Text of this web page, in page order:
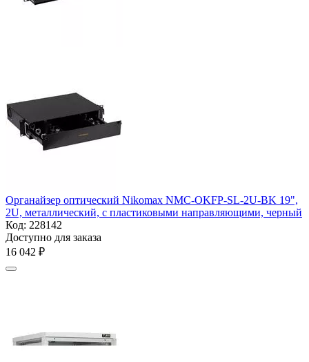
Органайзер оптический Nikomax NMC-OKFP-SL-2U-BK 19",
2U, металлический, с пластиковыми направляющими, черный
Код: 228142
Доступно для заказа
16 042 ₽